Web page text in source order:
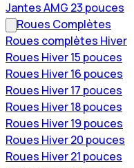
Jantes AMG 23 pouces
Roues Complètes
Roues complètes Hiver
Roues Hiver 15 pouces
Roues Hiver 16 pouces
Roues Hiver 17 pouces
Roues Hiver 18 pouces
Roues Hiver 19 pouces
Roues Hiver 20 pouces
Roues Hiver 21 pouces